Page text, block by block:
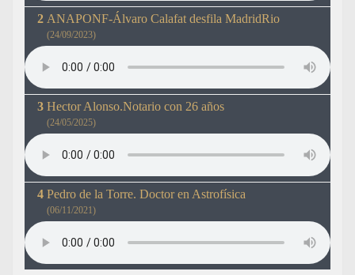
ANAPONF-Álvaro Calafat desfila MadridRio
(24/09/2023)
Hector Alonso.Notario con 26 años
(24/05/2025)
Pedro de la Torre. Doctor en Astrofísica
(06/11/2021)